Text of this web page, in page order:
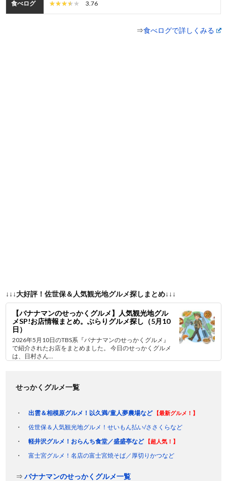
食べログ 3.76
⇒食べログで詳しくみる
↓↓↓大好評！佐世保＆人気観光地グルメ探しまとめ↓↓↓
【バナナマンのせっかくグルメ】人気観光地グル
メSP!お店情報まとめ。ぶらりグルメ探し（5月10
日）
2026年5月10日のTBS系『バナナマンのせっかくグルメ』
で紹介されたお店をまとめました。 今日のせっかくグルメ
は、日村さん...
せっかくグルメ一覧
出雲＆相模原グルメ！以久満/童人夢農場など 【最新グルメ！】
佐世保＆人気観光地グルメ！せいもん払い/ささくらなど
軽井沢グルメ！おらんち食堂／盛盛亭など
【超人気！】
富士宮グルメ！名店の富士宮焼そば／厚切りかつなど
⇒バナナマンのせっかくグルメ一覧